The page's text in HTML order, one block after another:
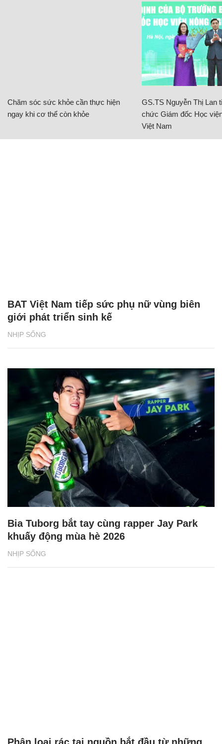
Chăm sóc sức khỏe cần thực hiện
ngay khi cơ thể còn khỏe
GS.TS Nguyễn Thị Lan
chức Giám đốc Học
Việt Nam
NHỊP SỐNG
BAT Việt Nam tiếp sức phụ nữ vùng biên
giới phát triển sinh kế
NHỊP SỐNG
Bia Tuborg bắt tay cùng rapper Jay Park
khuấy động mùa hè 2026